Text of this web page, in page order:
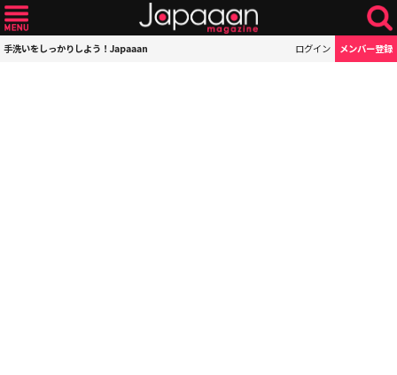
手洗いをしっかりしよう！Japaaan ログイン メンバー登録